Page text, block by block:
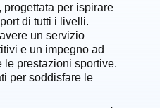
per ispirare
di tutti i livelli.
un servizio
e un impegno ad
prestazioni sportive.
per soddisfare le